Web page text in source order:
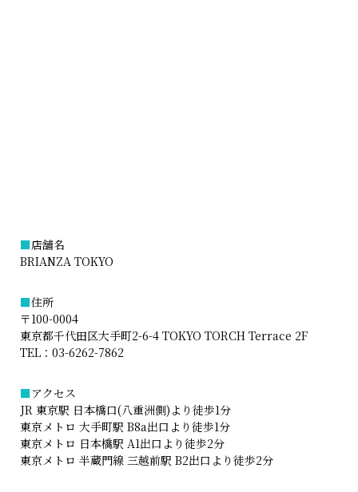
■店舗名
BRIANZA TOKYO
■住所
〒100-0004
東京都千代田区大手町2-6-4 TOKYO TORCH Terrace 2F
TEL： 03-6262-7862
■アクセス
JR 東京駅 日本橋口(八重洲側)より徒歩1分
東京メトロ 大手町駅 B8a出口より徒歩1分
東京メトロ 日本橋駅 A1出口より徒歩2分
東京メトロ 半蔵門線 三越前駅 B2出口より徒歩2分